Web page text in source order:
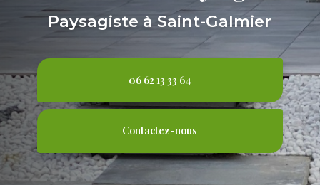
Paysagiste à Saint-Galmier
06 62 13 33 64
Contactez-nous